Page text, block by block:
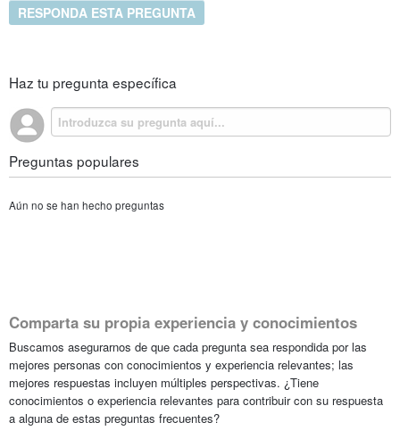
RESPONDA ESTA PREGUNTA
Haz tu pregunta específica
Preguntas populares
Aún no se han hecho preguntas
Comparta su propia experiencia y conocimientos
Buscamos asegurarnos de que cada pregunta sea respondida por las
mejores personas con conocimientos y experiencia relevantes; las
mejores respuestas incluyen múltiples perspectivas. ¿Tiene
conocimientos o experiencia relevantes para contribuir con su respuesta
a alguna de estas preguntas frecuentes?